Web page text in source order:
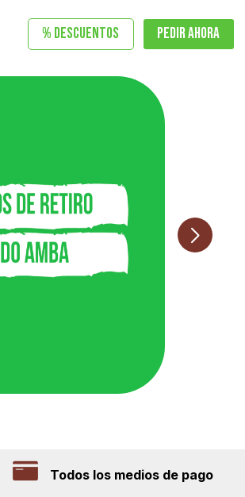
% DESCUENTOS Pedir Ahora
Todos los medios de pago